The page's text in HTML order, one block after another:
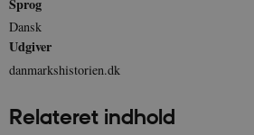
Sprog
Dansk
Udgiver
danmarkshistorien.dk
Relateret indhold